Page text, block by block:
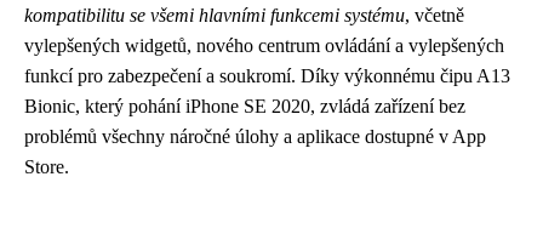
kompatibilitu se všemi hlavními funkcemi systému, včetně
vylepšených widgetů, nového centrum ovládání a vylepšených
funkcí pro zabezpečení a soukromí. Díky výkonnému čipu A13
Bionic, který pohání iPhone SE 2020, zvládá zařízení bez
problémů všechny náročné úlohy a aplikace dostupné v App
Store.